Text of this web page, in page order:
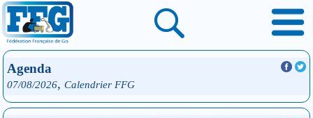
Agenda
07/08/2026, Calendrier FFG